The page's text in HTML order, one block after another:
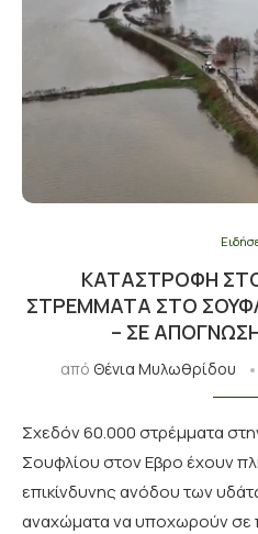
ΚΑΤΑΣΤΡΟΦΉ
ΣΤΡΈΜΜΑΤΑ ΣΤΟ
– ΣΕ
από Θένια Μυλωθρίδου
Σχεδόν 60.000 στρέμματα
Σουφλίου στον Εβρο έχουν
επικίνδυνης ανόδου των
αναχώματα να υποχωρούν σε